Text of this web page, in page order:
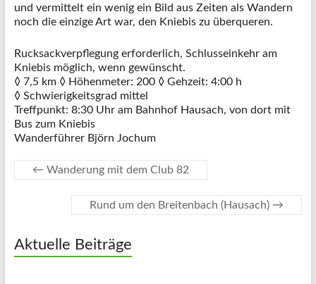
und vermittelt ein wenig ein Bild aus Zeiten als Wandern
noch die einzige Art war, den Kniebis zu überqueren.
Rucksackverpflegung erforderlich, Schlusseinkehr am
Kniebis möglich, wenn gewünscht.
◊ 7,5 km ◊ Höhenmeter: 200 ◊ Gehzeit: 4:00 h
◊ Schwierigkeitsgrad mittel
Treffpunkt: 8:30 Uhr am Bahnhof Hausach, von dort mit
Bus zum Kniebis
Wanderführer Björn Jochum
← Wanderung mit dem Club 82
Rund um den Breitenbach (Hausach) →
Aktuelle Beiträge